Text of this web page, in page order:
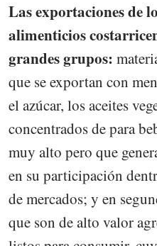
Las exportaciones de
alimenticios
grandes grupos:
que se exportan con
el azúcar, los aceites
concentrados de para
muy alto pero que
en su participación
de mercados; y en
que son de alto valor